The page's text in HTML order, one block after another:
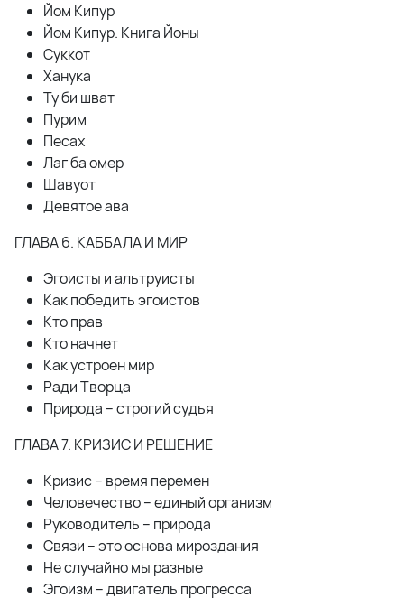
Йом Кипур
Йом Кипур. Книга Йоны
Суккот
Ханука
Ту би шват
Пурим
Песах
Лаг ба омер
Шавуот
Девятое ава
ГЛАВА 6. КАББАЛА И МИР
Эгоисты и альтруисты
Как победить эгоистов
Кто прав
Кто начнет
Как устроен мир
Ради Творца
Природа – строгий судья
ГЛАВА 7. КРИЗИС И РЕШЕНИЕ
Кризис – время перемен
Человечество – единый организм
Руководитель – природа
Связи – это основа мироздания
Не случайно мы разные
Эгоизм – двигатель прогресса